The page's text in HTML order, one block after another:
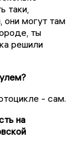
таки,
они могут там
ты
решили
- сам.
на